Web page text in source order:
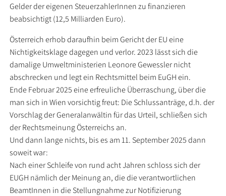
Gelder der eigenen SteuerzahlerInnen zu finanzieren
beabsichtigt (12,5 Milliarden Euro).
Österreich erhob daraufhin beim Gericht der EU eine
Nichtigkeitsklage dagegen und verlor. 2023 lässt sich die
damalige Umweltministerien Leonore Gewessler nicht
abschrecken und legt ein Rechtsmittel beim EuGH ein.
Ende Februar 2025 eine erfreuliche Überraschung, über die
man sich in Wien vorsichtig freut: Die Schlussanträge, d.h. der
Vorschlag der Generalanwältin für das Urteil, schließen sich
der Rechtsmeinung Österreichs an.
Und dann lange nichts, bis es am 11. September 2025 dann
soweit war:
Nach einer Schleife von rund acht Jahren schloss sich der
EUGH nämlich der Meinung an, die die verantwortlichen
BeamtInnen in die Stellungnahme zur Notifizierung